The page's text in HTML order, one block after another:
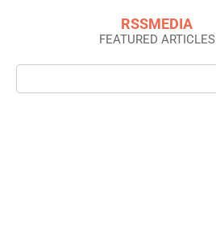
RSSMEDIA
FEATURED ARTICLES
Search: